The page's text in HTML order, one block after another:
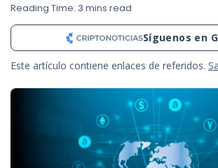
Reading Time: 3 mins read
Síguenos en
Este artículo contiene enlaces de referidos.